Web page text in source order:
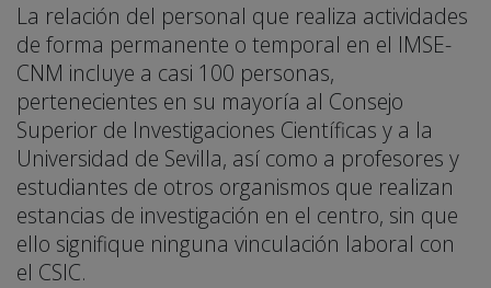
La relación del personal que realiza actividades
de forma permanente o temporal en el IMSE-
CNM incluye a casi 100 personas,
pertenecientes en su mayoría al Consejo
Superior de Investigaciones Científicas y a la
Universidad de Sevilla, así como a profesores y
estudiantes de otros organismos que realizan
estancias de investigación en el centro, sin que
ello signifique ninguna vinculación laboral con
el CSIC.